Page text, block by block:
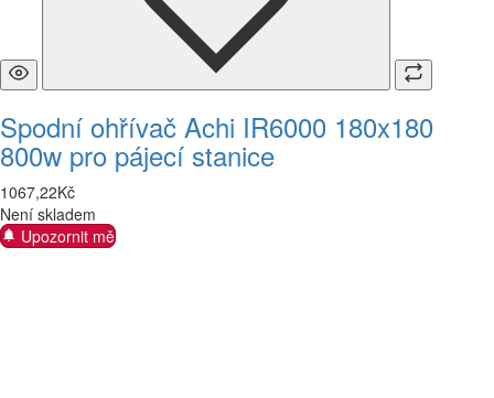
Spodní ohřívač Achi IR6000 180x180
800w pro pájecí stanice
1067,22Kč
Není skladem
Upozornit mě